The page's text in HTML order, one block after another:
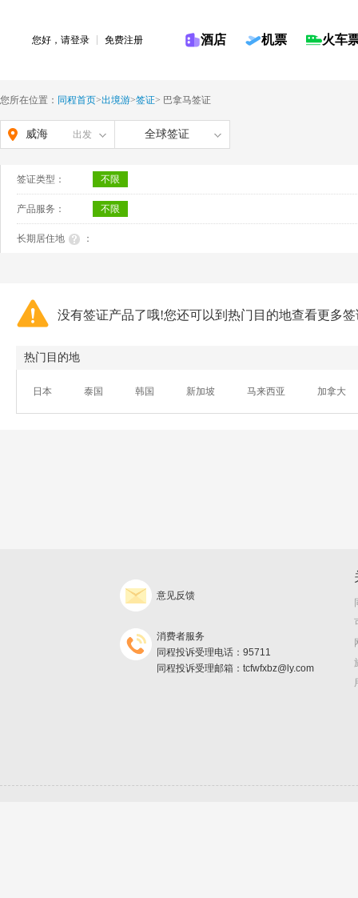
您好，请登录 免费注册 酒店 机票 火车
您所在位置： 同程首页>出境游>签证> 巴拿马签证
威海 出发 全球签证
签证类型： 不限
产品服务： 不限
长期居住地 ：
没有签证产品了哦!您还可以到热门目的地查看更多
热门目的地
日本 泰国 韩国 新加坡 马来西亚 加拿大
意见反馈
消费者服务
同程投诉受理电话：95711
同程投诉受理邮箱：tcfwfxbz@ly.com